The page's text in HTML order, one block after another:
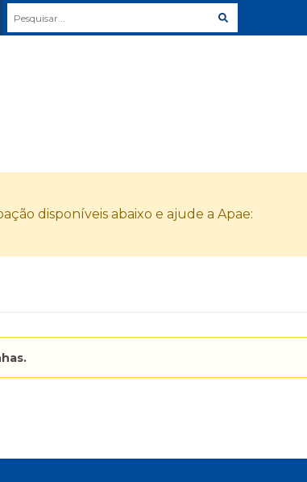
disponíveis abaixo e ajude a Apae: